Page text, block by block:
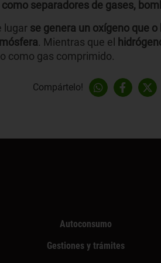
separadores de gases,
lugar se genera un oxígeno que
. Mientras que el
como gas comprimido.
Compártelo!
Autoconsumo
Gestiones y trámites